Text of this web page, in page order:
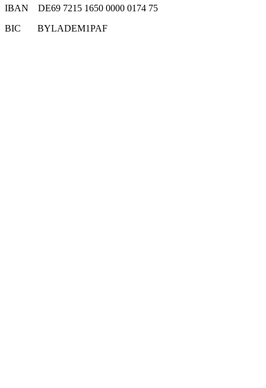
IBAN DE69 7215 1650 0000 0174 75
BIC BYLADEM1PAF